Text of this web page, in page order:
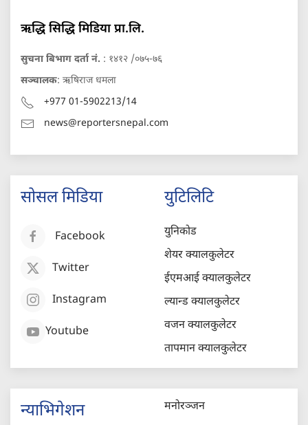
ऋद्धि सिद्धि मिडिया प्रा.लि.
सुचना बिभाग दर्ता नं. : १४१२ /०७५-७६
सञ्चालक: ऋषिराज धमला
+977 01-5902213/14
news@reportersnepal.com
सोसल मिडिया
Facebook
Twitter
Instagram
Youtube
युटिलिटि
युनिकोड
शेयर क्यालकुलेटर
ईएमआई क्यालकुलेटर
ल्यान्ड क्यालकुलेटर
वजन क्यालकुलेटर
तापमान क्यालकुलेटर
न्याभिगेशन
मनोरञ्जन